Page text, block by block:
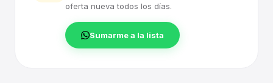
oferta nueva todos los días.
Sumarme a la lista